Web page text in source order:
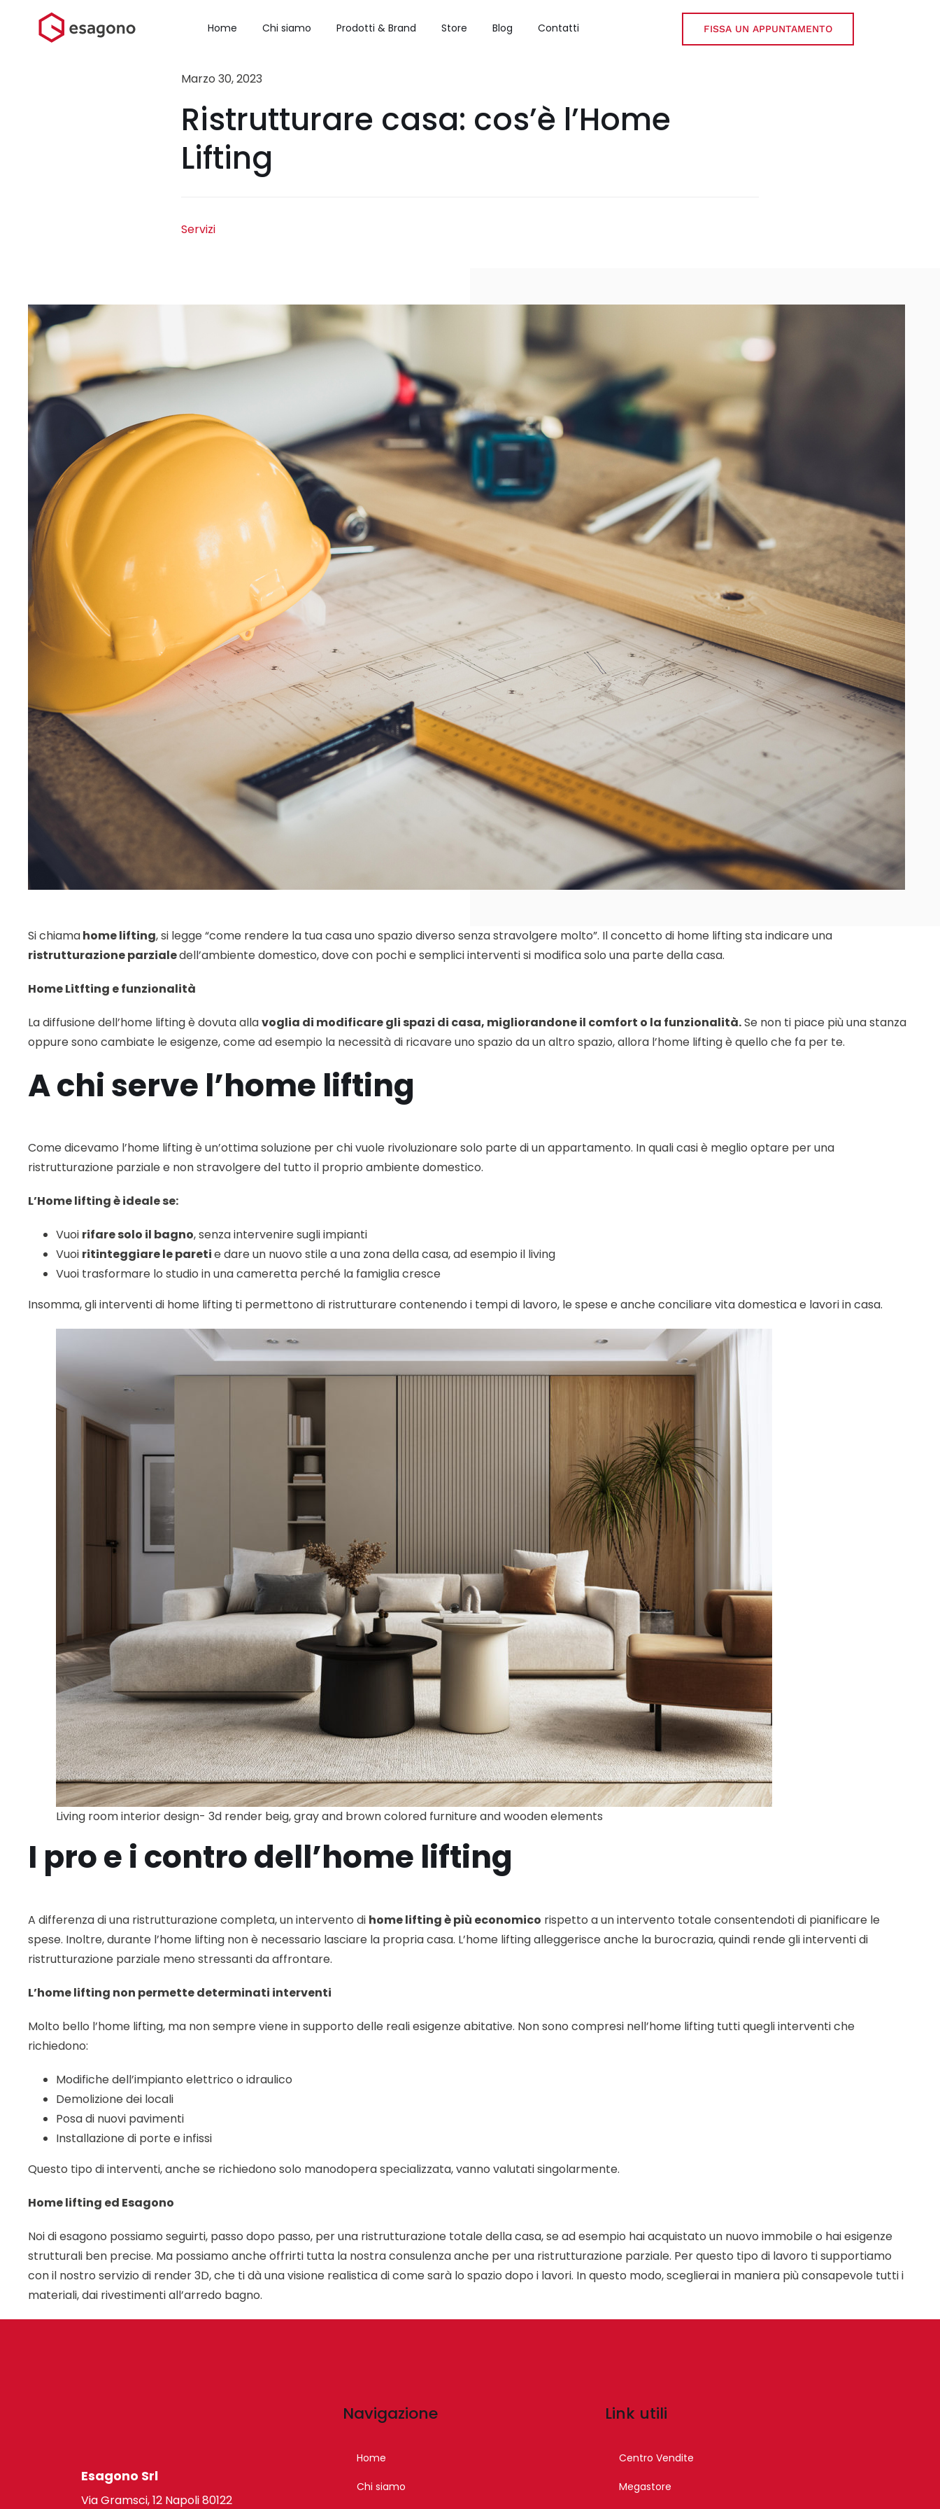
contenuto
Home Chi siamo Prodotti & Brand Store Blog Contatti FISSA UN APPUNTAMENTO
Marzo 30, 2023
Ristrutturare casa: cos’è l’Home
Lifting
Servizi
Si chiamahome lifting, si legge “come rendere la tua casa uno spazio diverso senza stravolgere molto”. Il concetto di home lifting sta indicare una
ristrutturazione parzialedell’ambiente domestico, dove con pochi e semplici interventi si modifica solo una parte della casa.
Home Litfting e funzionalità
La diffusione dell’home lifting è dovuta allavoglia di modificare gli spazi di casa, migliorandone il comfort o la funzionalità.Se non ti piace più una stanza
oppure sono cambiate le esigenze, come ad esempio la necessità di ricavare uno spazio da un altro spazio, allora l’home lifting è quello che fa per te.
A chi serve l’home lifting
Come dicevamo l’home lifting è un’ottima soluzione per chi vuole rivoluzionare solo parte di un appartamento. In quali casi è meglio optare per una
ristrutturazione parziale e non stravolgere del tutto il proprio ambiente domestico.
L’Home lifting è ideale se:
Vuoi rifare solo il bagno, senza intervenire sugli impianti
Vuoi ritinteggiare le paretie dare un nuovo stile a una zona della casa, ad esempio il living
Vuoi trasformare lo studio in una cameretta perché la famiglia cresce
Insomma, gli interventi di home lifting ti permettono di ristrutturare contenendo i tempi di lavoro, le spese e anche conciliare vita domestica e lavori in casa.
Living room interior design- 3d render beig, gray and brown colored furniture and wooden elements
I pro e i contro dell’home lifting
A differenza di una ristrutturazione completa, un intervento di home lifting è più economico rispetto a un intervento totale consentendoti di pianificare le
spese. Inoltre, durante l’home lifting non è necessario lasciare la propria casa. L’home lifting alleggerisce anche la burocrazia, quindi rende gli interventi di
ristrutturazione parziale meno stressanti da affrontare.
L’home lifting non permette determinati interventi
Molto bello l’home lifting, ma non sempre viene in supporto delle reali esigenze abitative. Non sono compresi nell’home lifting tutti quegli interventi che
richiedono:
Modifiche dell’impianto elettrico o idraulico
Demolizione dei locali
Posa di nuovi pavimenti
Installazione di porte e infissi
Questo tipo di interventi, anche se richiedono solo manodopera specializzata, vanno valutati singolarmente.
Home lifting ed Esagono
Noi di esagono possiamo seguirti, passo dopo passo, per una ristrutturazione totale della casa, se ad esempio hai acquistato un nuovo immobile o hai esigenze
strutturali ben precise. Ma possiamo anche offrirti tutta la nostra consulenza anche per una ristrutturazione parziale. Per questo tipo di lavoro ti supportiamo
con il nostro servizio di render 3D, che ti dà una visione realistica di come sarà lo spazio dopo i lavori. In questo modo, sceglierai in maniera più consapevole tutti i
materiali, dai rivestimenti all’arredo bagno.
Esagono Srl
Via Gramsci, 12 Napoli 80122
Navigazione
Home
Chi siamo
Link utili
Centro Vendite
Megastore